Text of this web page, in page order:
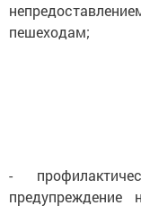
непредоставление
пешеходам;
-
предупреждение